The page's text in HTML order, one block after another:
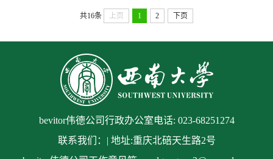
共16条 上页 1 2 下页
bevitor伟德公司行政办公室电话: 023-68251274
联系我们：| 地址:重庆北碚天生路2号